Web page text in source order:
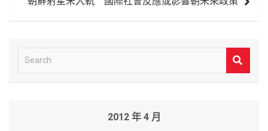
e
2012 年 4 月